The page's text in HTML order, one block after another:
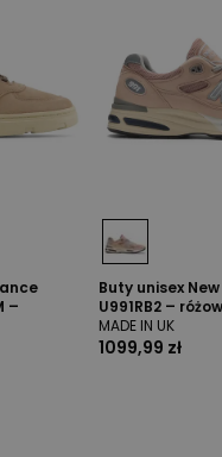
–
Buty unisex
U991RB2 –
MADE IN UK
1099,99 zł